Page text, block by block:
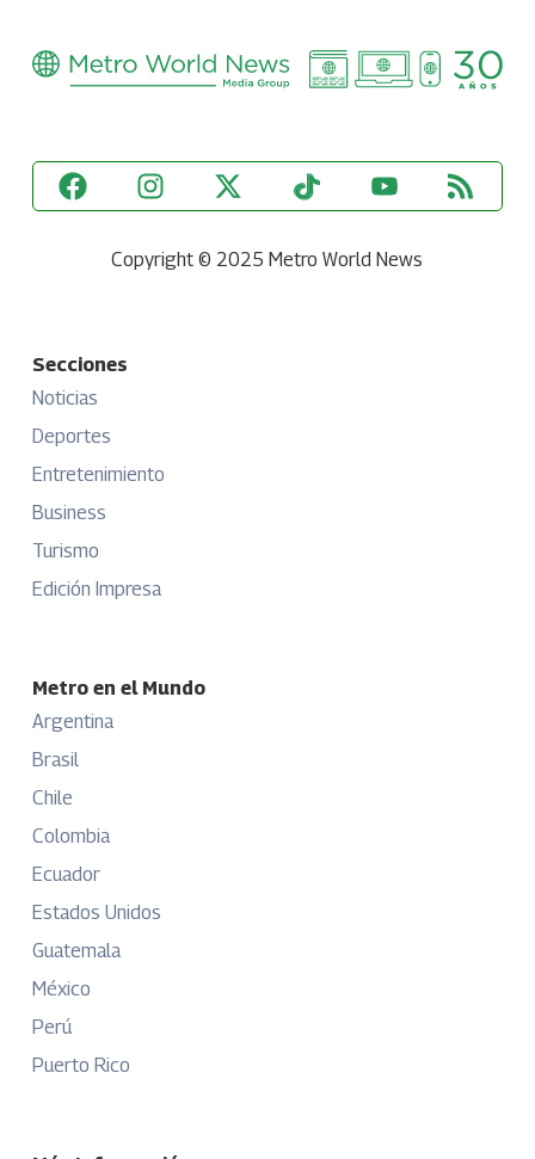
Copyright © 2025 Metro World News
Secciones
Noticias
Deportes
Entretenimiento
Business
Turismo
Edición Impresa
Metro en el Mundo
Argentina
Brasil
Chile
Colombia
Ecuador
Estados Unidos
Guatemala
México
Perú
Puerto Rico